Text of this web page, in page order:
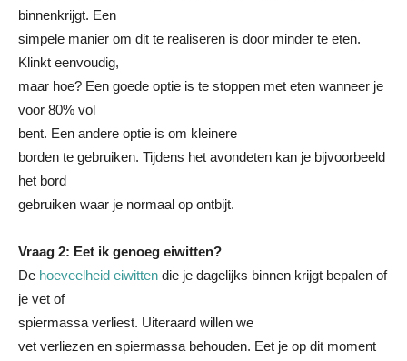
binnenkrijgt. Een
simpele manier om dit te realiseren is door minder te eten.
Klinkt eenvoudig,
maar hoe? Een goede optie is te stoppen met eten wanneer je
voor 80% vol
bent. Een andere optie is om kleinere
borden te gebruiken. Tijdens het avondeten kan je bijvoorbeeld
het bord
gebruiken waar je normaal op ontbijt.
Vraag 2: Eet ik genoeg eiwitten?
De hoeveelheid eiwitten die je dagelijks binnen krijgt bepalen of
je vet of
spiermassa verliest. Uiteraard willen we
vet verliezen en spiermassa behouden. Eet je op dit moment